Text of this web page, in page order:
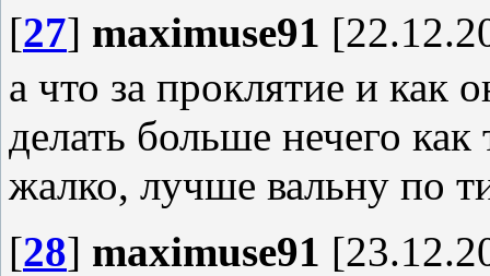
[27] maximuse91
а что за проклятие и как
делать больше нечего
жалко, лучше вальну по
[28] maximuse91